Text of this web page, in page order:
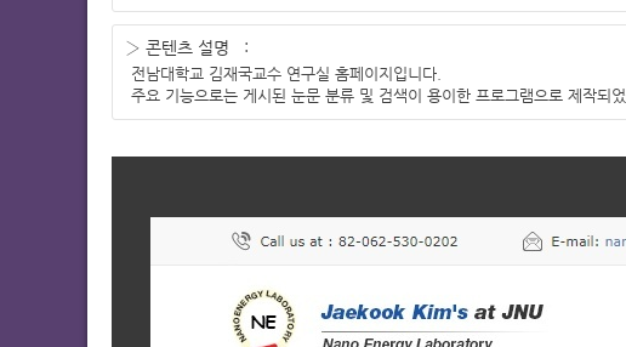
› 콘텐츠 설명 :
전남대학교 김재국교수 연구실 홈페이지입니다.